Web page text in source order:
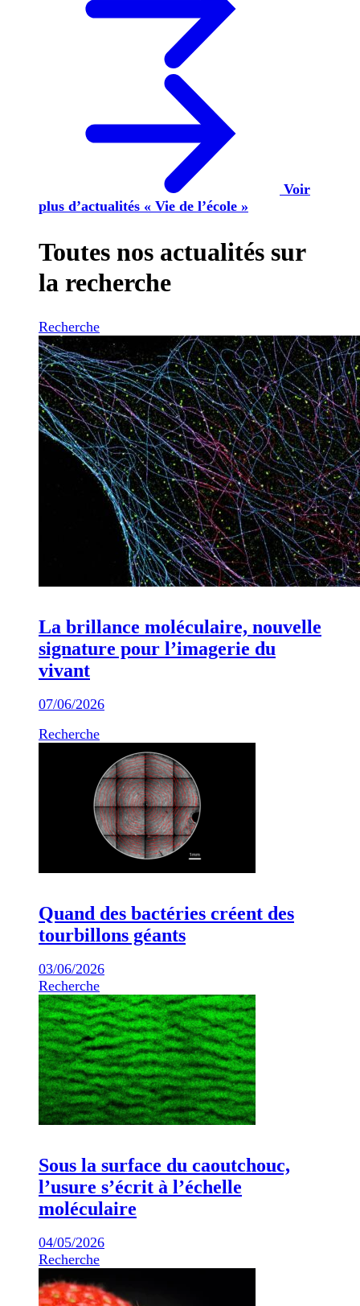
Voir
plus d’actualités « Vie de l’école »
Toutes nos actualités sur
la recherche
Recherche
La brillance moléculaire, nouvelle
signature pour l’imagerie du
vivant
07/06/2026
Recherche
Quand des bactéries créent des
tourbillons géants
03/06/2026
Recherche
Sous la surface du caoutchouc,
l’usure s’écrit à l’échelle
moléculaire
04/05/2026
Recherche